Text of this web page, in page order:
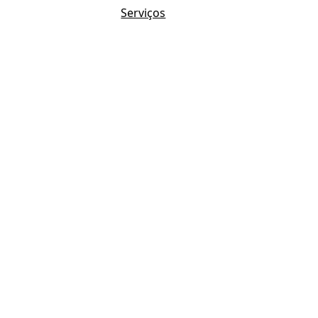
Serviços